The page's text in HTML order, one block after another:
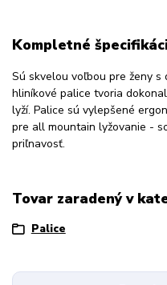
Kompletné
Sú skvelou voľbou pre ženy s
hliníkové palice tvoria
lyží. Palice sú vylepšené
pre all mountain lyžovanie -
priľnavosť.
Tovar zaradený v
Palice